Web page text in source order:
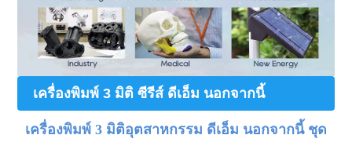
เครื่องพิมพ์ 3 มิติ ซีรีส์ ดีเอ็ม นอกจากนี้
เครื่องพิมพ์ 3 มิติอุตสาหกรรม ดีเอ็ม นอกจากนี้ ชุด